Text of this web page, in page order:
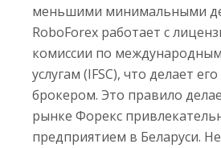
меньшими минимальными
RoboForex работает с
комиссии по
услугам (IFSC), что делает
брокером. Это правило
рынке Форекс
предприятием в Беларуси.